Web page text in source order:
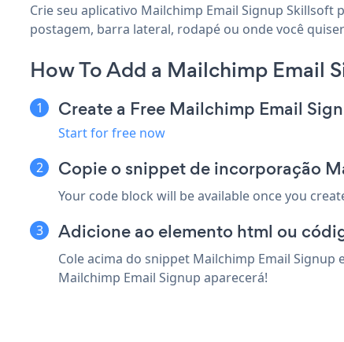
Crie seu aplicativo Mailchimp Email Signup Skillsoft
postagem, barra lateral, rodapé ou onde você
How To Add a Mailchimp Email
Create a Free Mailchimp Email
Start for free now
Copie o snippet de incorporação
Your code block will be available once you
Adicione ao elemento html ou
Cole acima do snippet Mailchimp Email
Mailchimp Email Signup aparecerá!